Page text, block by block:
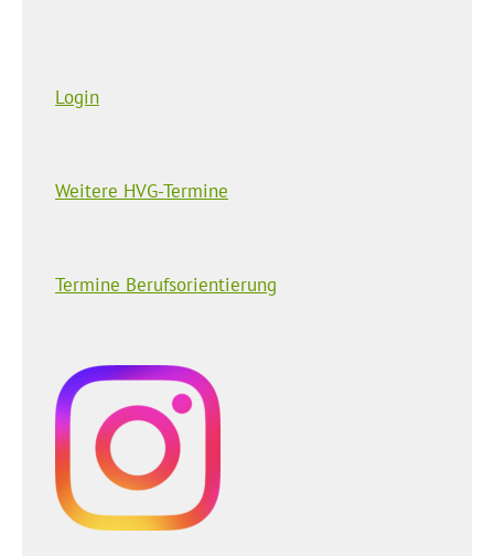
Login
Weitere HVG-Termine
Termine Berufsorientierung